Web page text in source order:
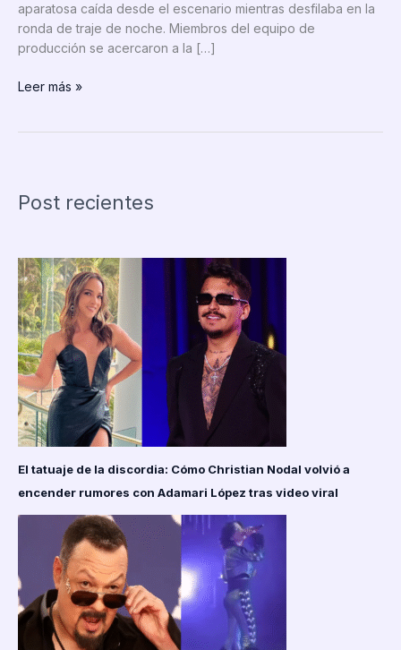
aparatosa caída desde el escenario mientras desfilaba en la
ronda de traje de noche. Miembros del equipo de
producción se acercaron a la […]
Miss
caída
pasarela
preliminar
del
Miss
Universo
2025
y
es
trasladada
en
Leer más »
Post recientes
El tatuaje de la discordia: Cómo Christian Nodal volvió a
encender rumores con Adamari López tras video viral